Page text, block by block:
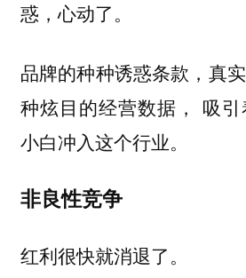
惑，心动了。
品牌的种种诱惑条款，真
种炫目的经营数据， 吸
小白冲入这个行业。
非良性竞争
红利很快就消退了。